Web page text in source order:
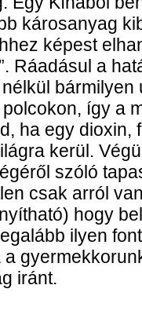
károsanyag
képest
Ráadásul a
így a
ha egy dioxin,
kerül.
szóló
csak arról
hogy
ilyen
iránt.